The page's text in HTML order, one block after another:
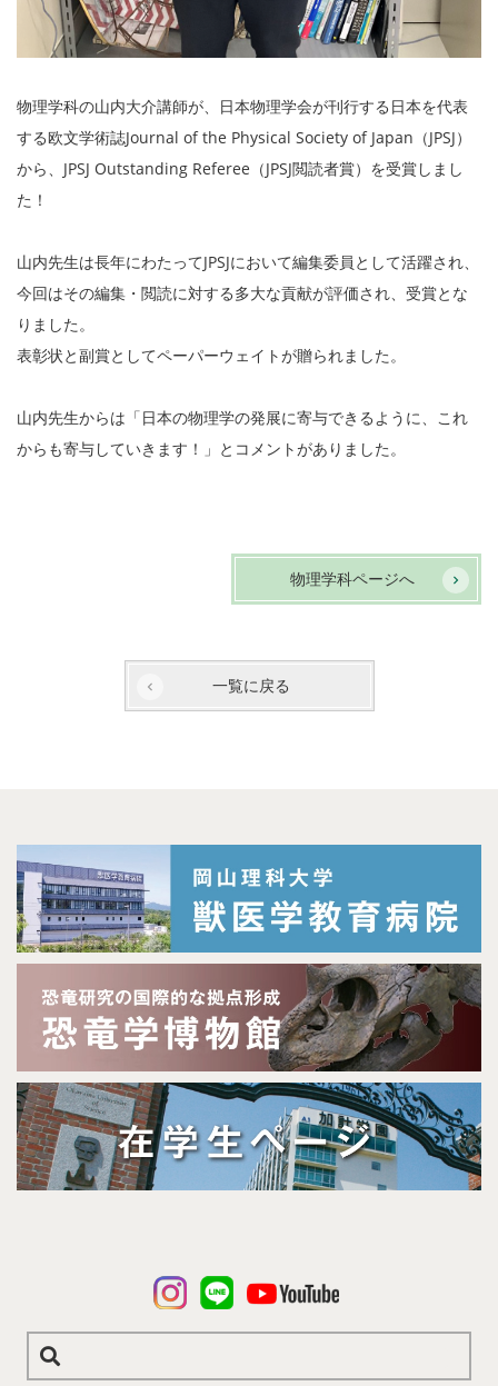
物理学科の山内大介講師が、日本物理学会が刊行する日本を代表
する欧文学術誌Journal of the Physical Society of Japan（JPSJ）
から、JPSJ Outstanding Referee（JPSJ閲読者賞）を受賞しまし
た！
山内先生は長年にわたってJPSJにおいて編集委員として活躍され、
今回はその編集・閲読に対する多大な貢献が評価され、受賞とな
りました。
表彰状と副賞としてペーパーウェイトが贈られました。
山内先生からは「日本の物理学の発展に寄与できるように、これ
からも寄与していきます！」とコメントがありました。
物理学科ページへ
一覧に戻る